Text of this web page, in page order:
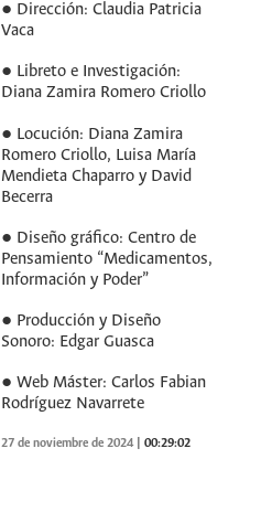
● Dirección: Claudia Patricia
Vaca
● Libreto e Investigación:
Diana Zamira Romero Criollo
● Locución: Diana Zamira
Romero Criollo, Luisa María
Mendieta Chaparro y David
Becerra
● Diseño gráfico: Centro de
Pensamiento “Medicamentos,
Información y Poder”
● Producción y Diseño
Sonoro: Edgar Guasca
● Web Máster: Carlos Fabian
Rodríguez Navarrete
27 de noviembre de 2024 |00:29:02